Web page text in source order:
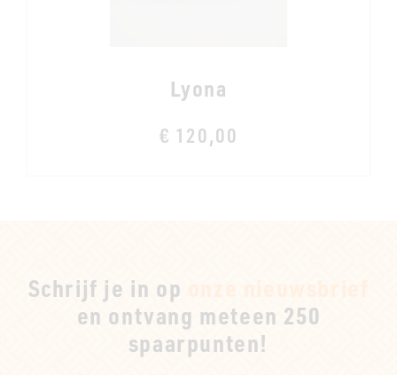
Lyona
€ 120,00
Schrijf je in op
en ontvang meteen 250
spaarpunten!